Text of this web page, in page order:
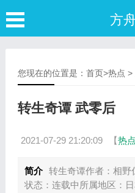
方
您现在的位置是： 首页>热点 >
转生奇谭 武零后
2021-07-29 21:20:09 【热点
简介 转生奇谭作者：相野
状态：连载中所属地区：